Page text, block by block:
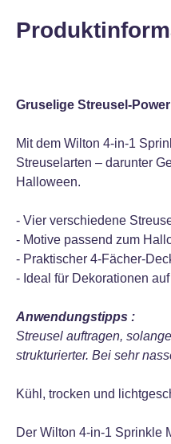
Gruselige Streusel-
Mit dem Wilton 4-in-1
Streuselarten – darunter
Halloween.
- Vier verschiedene
- Motive passend zum
- Praktischer 4-Fächer-
- Ideal für Dekorationen
Anwendungstipps :
Streusel auftragen,
strukturierter. Bei sehr
Kühl, trocken und
Der Wilton 4-in-1 Sprinkle